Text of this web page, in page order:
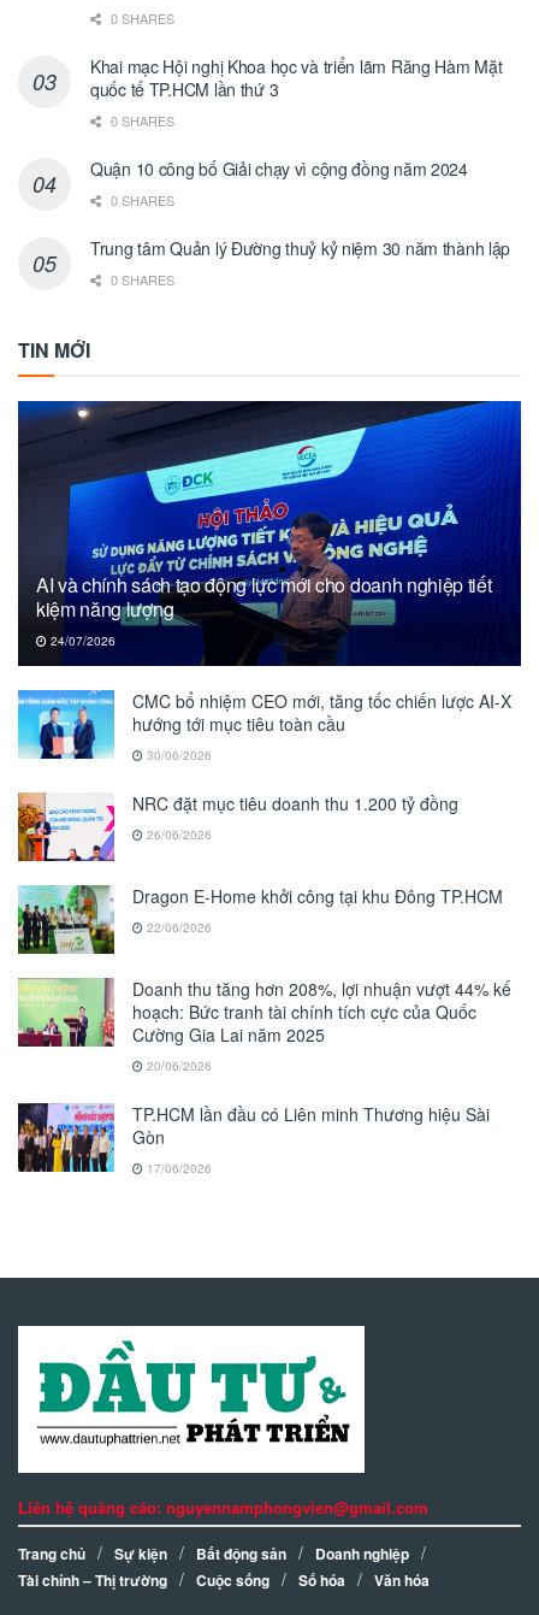
0 SHARES
Khai mạc Hội nghị Khoa học và triển lãm Răng Hàm Mặt
quốc tế TP.HCM lần thứ 3
0 SHARES
Quận 10 công bố Giải chạy vì cộng đồng năm 2024
0 SHARES
Trung tâm Quản lý Đường thuỷ kỷ niệm 30 năm thành lập
0 SHARES
TIN MỚI
AI và chính sách tạo động lực mới cho doanh nghiệp tiết
kiệm năng lượng
24/07/2026
CMC bổ nhiệm CEO mới, tăng tốc chiến lược AI-X
hướng tới mục tiêu toàn cầu
30/06/2026
NRC đặt mục tiêu doanh thu 1.200 tỷ đồng
26/06/2026
Dragon E-Home khởi công tại khu Đông TP.HCM
22/06/2026
Doanh thu tăng hơn 208%, lợi nhuận vượt 44% kế
hoạch: Bức tranh tài chính tích cực của Quốc
Cường Gia Lai năm 2025
20/06/2026
TP.HCM lần đầu có Liên minh Thương hiệu Sài
Gòn
17/06/2026
Liên hệ quảng cáo: nguyennamphongvien@gmail.com
Trang chủ Sự kiện Bất động sản
Doanh nghiệp
Tài chính – Thị trường
Cuộc sống Số hóa Văn hóa